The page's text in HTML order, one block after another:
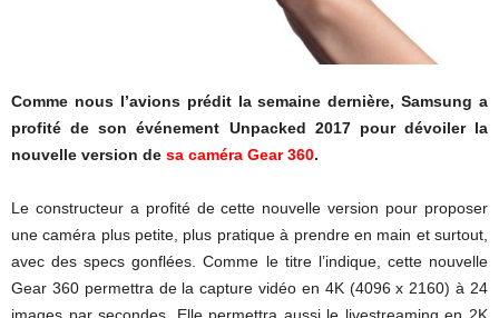
Comme nous l’avions prédit la semaine dernière, Samsung a
profité de son événement Unpacked 2017 pour dévoiler la
nouvelle version de sa caméra Gear 360.
Le constructeur a profité de cette nouvelle version pour proposer
une caméra plus petite, plus pratique à prendre en main et surtout,
avec des specs gonflées. Comme le titre l’indique, cette nouvelle
Gear 360 permettra de la capture vidéo en 4K (4096 x 2160) à 24
images par secondes. Elle permettra aussi le livestreaming en 2K